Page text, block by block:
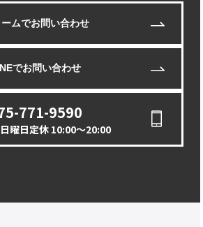
ムでお問い合わせ
でお問い合わせ
771-9590
曜日定休 10:00〜20:00